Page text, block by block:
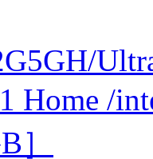
Home /
］